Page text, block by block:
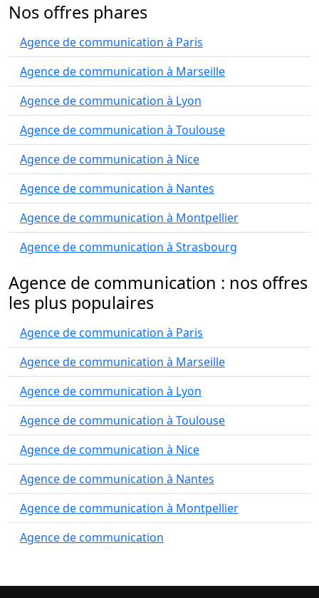
Nos offres phares
Agence de communication à Paris
Agence de communication à Marseille
Agence de communication à Lyon
Agence de communication à Toulouse
Agence de communication à Nice
Agence de communication à Nantes
Agence de communication à Montpellier
Agence de communication à Strasbourg
Agence de communication : nos offres
les plus populaires
Agence de communication à Paris
Agence de communication à Marseille
Agence de communication à Lyon
Agence de communication à Toulouse
Agence de communication à Nice
Agence de communication à Nantes
Agence de communication à Montpellier
Agence de communication